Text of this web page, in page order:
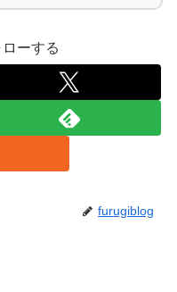
ーする
furugiblog